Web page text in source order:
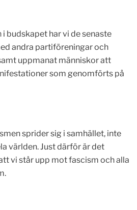
budskapet har vi de senaste
andra partiföreningar och
uppmanat människor att
som genomförts på
sprider sig i samhället, inte
världen. Just därför är det
vi står upp mot fascism och alla